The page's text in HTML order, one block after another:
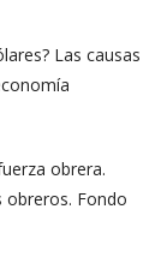
Las causas
obrera.
obreros. Fondo